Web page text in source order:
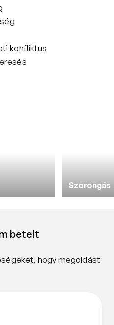
konfliktus
Szorongás
betelt
hogy megoldást